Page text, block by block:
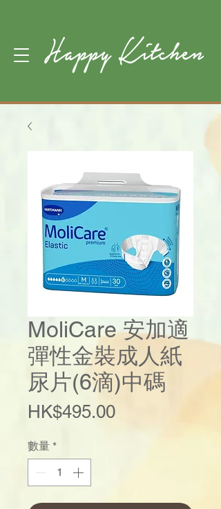
MoliCare 安加適
彈性金裝成人紙
尿片(6滴)中碼
HK$495.00價
數量 *